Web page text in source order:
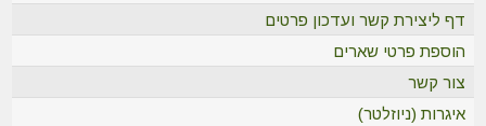
דף ליצירת קשר ועדכון פרטים
הוספת פרטי שארים
צור קשר
איגרות (ניוזלטר)